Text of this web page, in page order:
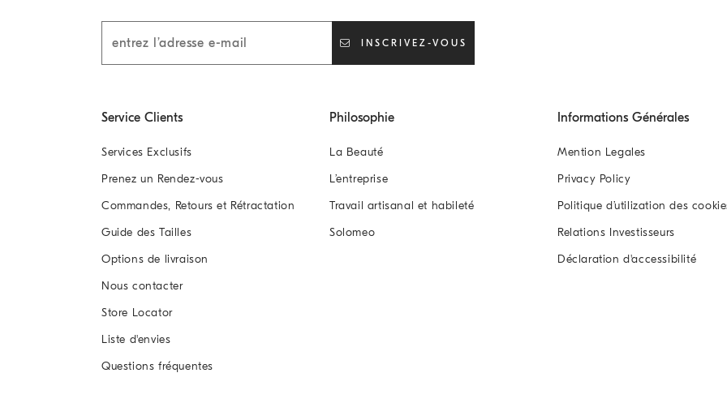
INSCRIVEZ-VOUS
Service Clients
Services Exclusifs
Prenez un Rendez-vous
Commandes, Retours et Rétractation
Guide des Tailles
Options de livraison
Nous contacter
Store Locator
Liste d'envies
Questions fréquentes
Philosophie
La Beauté
L’entreprise
Travail artisanal et habileté
Solomeo
Informations Générales
Mention Legales
Privacy Policy
Politique d’utilization des
Relations Investisseurs
Déclaration d'accessibilité